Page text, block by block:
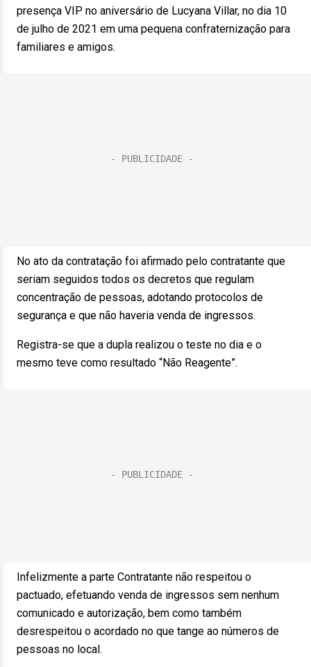
presença VIP no aniversário de Lucyana Villar, no dia 10
de julho de 2021 em uma pequena confraternização para
familiares e amigos.
No ato da contratação foi afirmado pelo contratante que
seriam seguidos todos os decretos que regulam
concentração de pessoas, adotando protocolos de
segurança e que não haveria venda de ingressos.
Registra-se que a dupla realizou o teste no dia e o
mesmo teve como resultado “Não Reagente”.
Infelizmente a parte Contratante não respeitou o
pactuado, efetuando venda de ingressos sem nenhum
comunicado e autorização, bem como também
desrespeitou o acordado no que tange ao números de
pessoas no local.